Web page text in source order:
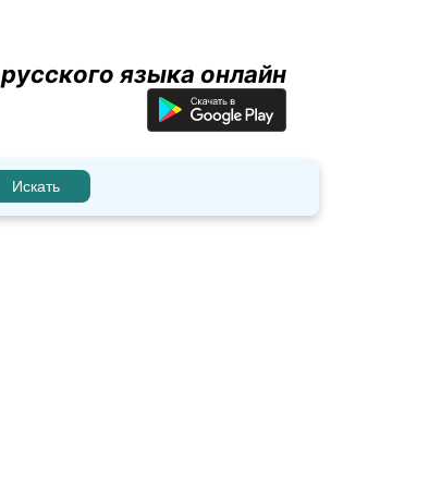
языка онлайн